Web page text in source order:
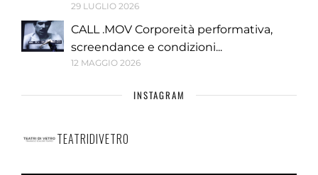
29 LUGLIO 2026
CALL .MOV Corporeità performativa,
screendance e condizioni...
12 MAGGIO 2026
INSTAGRAM
TEATRIDIVETRO